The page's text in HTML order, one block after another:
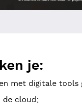
je:
met digitale tools
de cloud;